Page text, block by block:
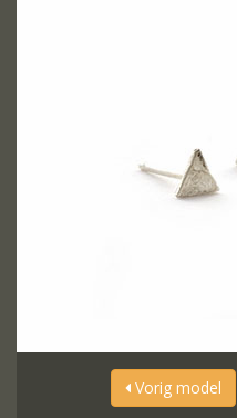
Vorig model